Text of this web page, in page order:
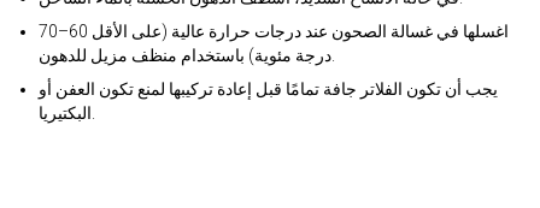
اغسلها في غسالة الصحون عند درجات حرارة عالية (على الأقل 60–70
يجب أن تكون الفلاتر جافة تمامًا قبل إعادة تركيبها لمنع تكون العفن أو